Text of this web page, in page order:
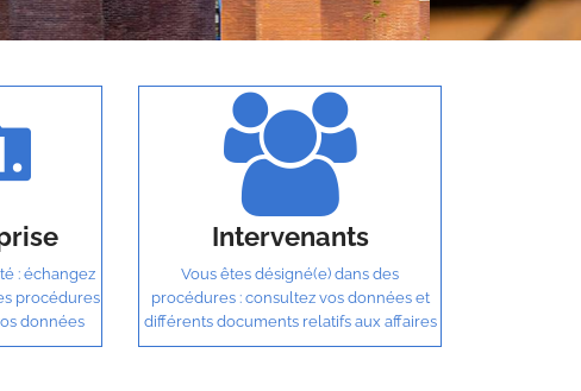
: échangez
procédures
données
Intervenants
Vous êtes désigné(e) dans des
procédures : consultez vos données et
différents documents relatifs aux affaires